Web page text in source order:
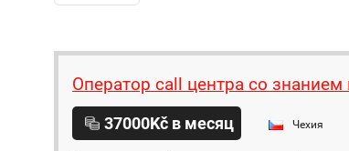
Оператор call центра со
37000Kč в месяц Чехия